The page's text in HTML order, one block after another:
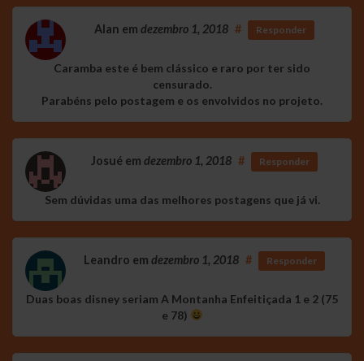
Alan em dezembro 1, 2018 # Responder
Caramba este é bem clássico e raro por ter sido
censurado.
Parabéns pelo postagem e os envolvidos no projeto.
Josué em dezembro 1, 2018 # Responder
Sem dúvidas uma das melhores postagens que já vi.
Leandro em dezembro 1, 2018 # Responder
Duas boas disney seriam A Montanha Enfeitiçada 1 e 2 (75
e 78)